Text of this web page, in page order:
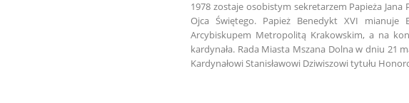
1978 zostaje osobistym sekretarzem Papieża
Ojca Świętego. Papież Benedykt XVI mianuje
Arcybiskupem Metropolitą Krakowskim, a na
kardynała. Rada Miasta Mszana Dolna w dniu 21
Kardynałowi Stanisławowi Dziwiszowi tytułu